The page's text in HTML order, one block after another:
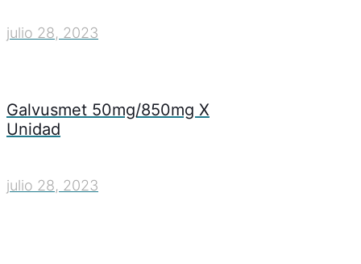
julio 28, 2023
Galvusmet 50mg/850mg X
Unidad
julio 28, 2023